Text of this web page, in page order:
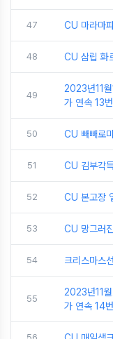
47 CU 마라마
48 CU 삼립 화
49
2023년11
가 연속 13
50 CU 빼빼로
51 CU 김부각
52 CU 본고장
53 CU 망그러
54 크리스마스
55
2023년11
가 연속 14